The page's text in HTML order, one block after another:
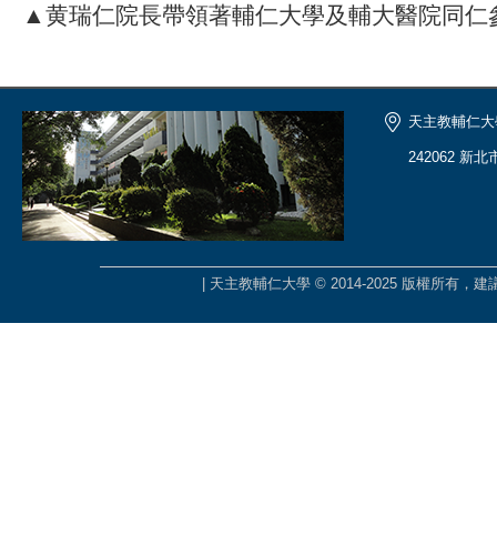
▲黄瑞仁院長帶領著輔仁大學及輔大醫院同仁
天主教輔仁
242062 新北
| 天主教輔仁大學 © 2014-2025 版權所有，